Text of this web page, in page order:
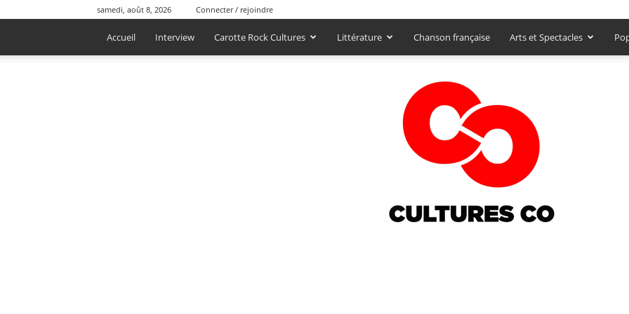
samedi, août 8, 2026 Connecter / rejoindre
Accueil Interview Carotte Rock Cultures Littérature Chanson française Arts et Spectacles